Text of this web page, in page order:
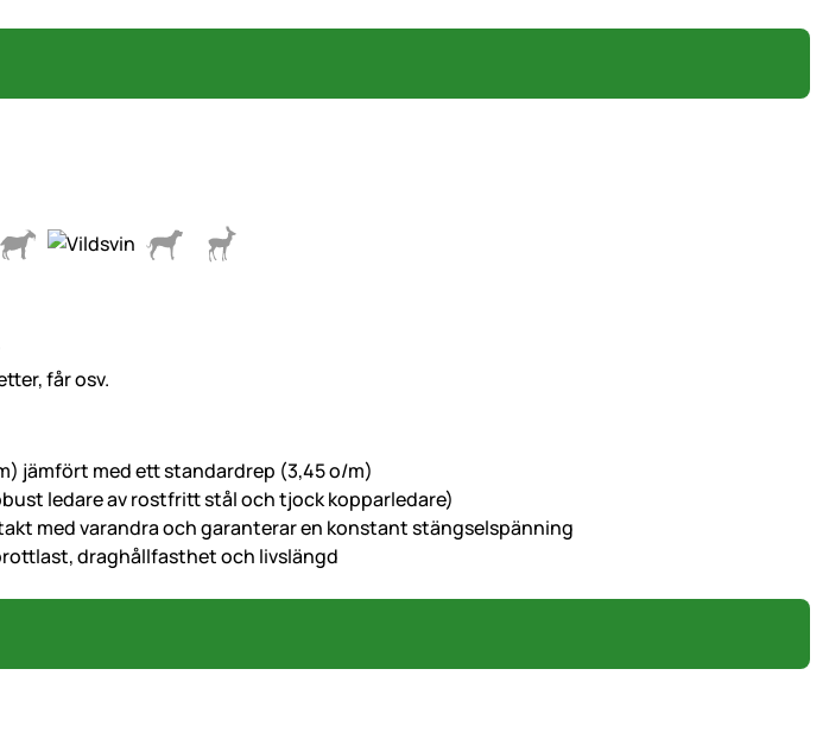
får osv.
jämfört med ett standardrep (3,45 o/m)
ledare av rostfritt stål och tjock kopparledare)
med varandra och garanterar en konstant stängselspänning
draghållfasthet och livslängd